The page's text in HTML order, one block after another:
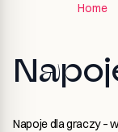
Home
Napoje dla graczy –